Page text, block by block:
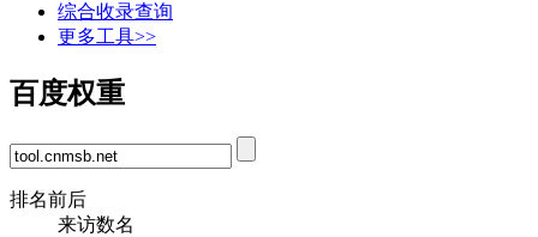
综合收录查询
更多工具>>
百度权重
排名前后
来访数名